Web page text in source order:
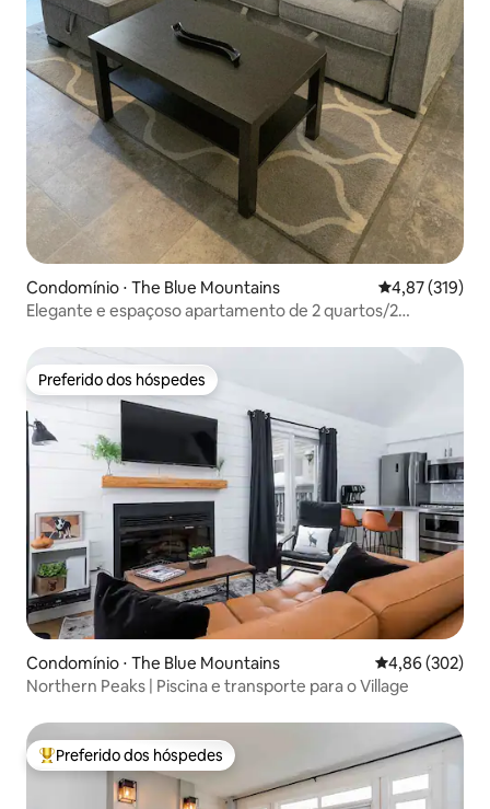
Condomínio ⋅ The Blue Mountains 4,87 de uma
4,87 (319)
Elegante e espaçoso apartamento de 2 quartos/2
Preferido dos hóspedes
Preferido dos hóspedes
Condomínio ⋅ The Blue Mountains 4,86 de uma
4,86 (302)
Northern Peaks | Piscina e transporte para o Village
Entre os melhores preferidos dos hóspedes
Preferido dos hóspedes